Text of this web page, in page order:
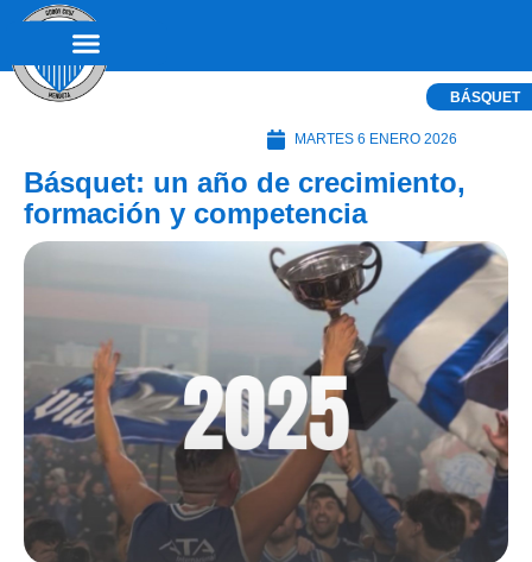
BÁSQUET
MARTES 6 ENERO 2026
Básquet: un año de crecimiento,
formación y competencia